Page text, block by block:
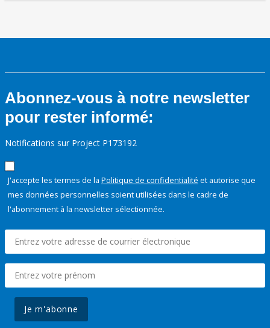
Abonnez-vous à notre newsletter
pour rester informé:
Notifications sur Project P173192
J'accepte les termes de la Politique de confidentialité et autorise que
mes données personnelles soient utilisées dans le cadre de
l'abonnement à la newsletter sélectionnée.
Je m'abonne